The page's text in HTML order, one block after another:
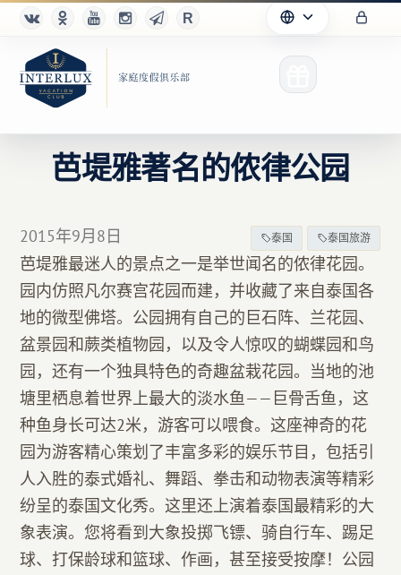
优点
合作伙伴
Благотворительность
芭堤雅著名的侬律公园
2015年9月8日 泰国 泰国旅游
芭堤雅最迷人的景点之一是举世闻名的侬律花园。
园内仿照凡尔赛宫花园而建，并收藏了来自泰国各
地的微型佛塔。公园拥有自己的巨石阵、兰花园、
盆景园和蕨类植物园，以及令人惊叹的蝴蝶园和鸟
园，还有一个独具特色的奇趣盆栽花园。当地的池
塘里栖息着世界上最大的淡水鱼——巨骨舌鱼，这
种鱼身长可达2米，游客可以喂食。这座神奇的花
园为游客精心策划了丰富多彩的娱乐节目，包括引
人入胜的泰式婚礼、舞蹈、拳击和动物表演等精彩
纷呈的泰国文化秀。这里还上演着泰国最精彩的大
象表演。您将看到大象投掷飞镖、骑自行车、踢足
球、打保龄球和篮球、作画，甚至接受按摩！公园